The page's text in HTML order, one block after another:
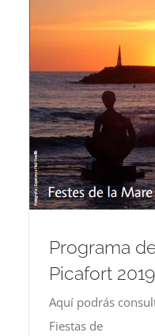
Programa
Picafort 2019
Aquí podrás
Fiestas de